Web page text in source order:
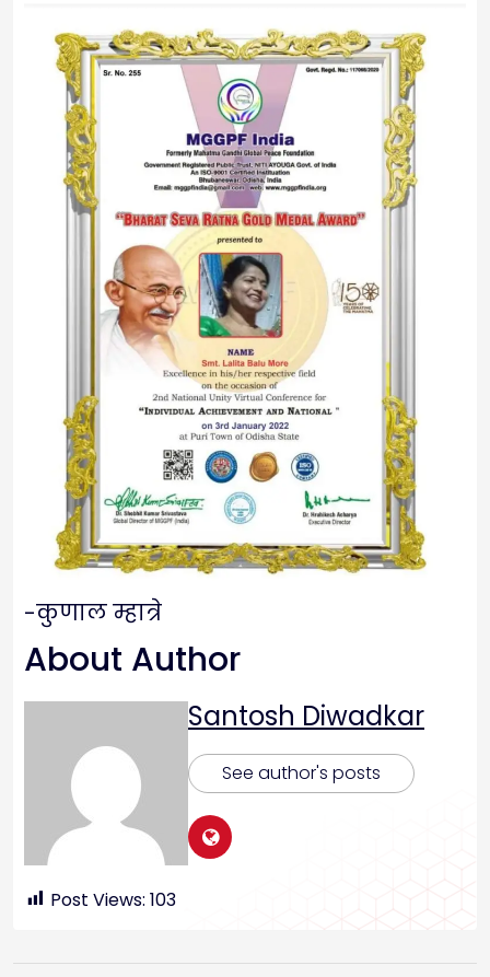
-कुणाल म्हात्रे
About Author
Santosh Diwadkar
See author's posts
Post Views: 103